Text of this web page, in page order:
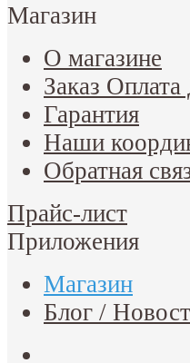
Магазин
О магазине
Заказ Оплата
Гарантия
Наши
Обратная
Прайс-лист
Приложения
Магазин
Блог /